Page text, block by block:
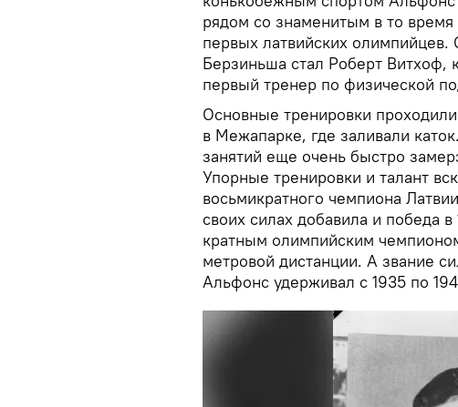
рядом со знаменитым в то
первых латвийских олимпийцев.
Берзиньша стал Роберт Витхоф,
первый тренер по физической
Основные тренировки
в Межапарке, где заливали
занятий еще очень быстро
Упорные тренировки и талант
восьмикратного чемпиона
своих силах добавила и победа
кратным олимпийским
метровой дистанции. А звание
Альфонс удерживал с 1935 по